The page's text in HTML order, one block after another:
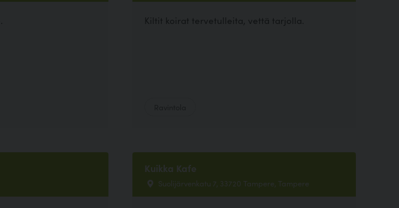
Kiltit koirat tervetulleita, vettä tarjolla.
Kuikka Kafe
Suolijärvenkatu 7, 33720 Tampere, Tampere